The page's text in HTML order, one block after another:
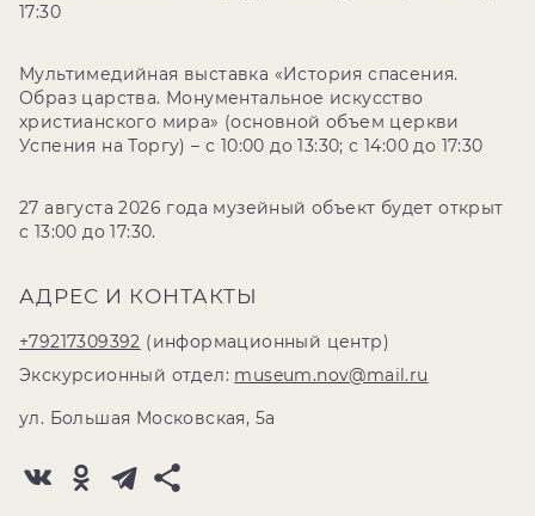
17:30
Мультимедийная выставка «История спасения.
Образ царства. Монументальное искусство
христианского мира» (основной объем церкви
Успения на Торгу) – с 10:00 до 13:30; с 14:00 до 17:30
27 августа 2026 года музейный объект будет открыт
с 13:00 до 17:30.
АДРЕС И КОНТАКТЫ
+79217309392 (информационный центр)
Экскурсионный отдел: museum.nov@mail.ru
ул. Большая Московская, 5а